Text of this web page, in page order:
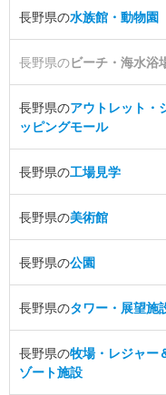
長野県の水族館・動物園
長野県のビーチ・海水浴
長野県のアウトレット・
ッピングモール
長野県の工場見学
長野県の美術館
長野県の公園
長野県のタワー・展望施
長野県の牧場・レジャー
ゾート施設